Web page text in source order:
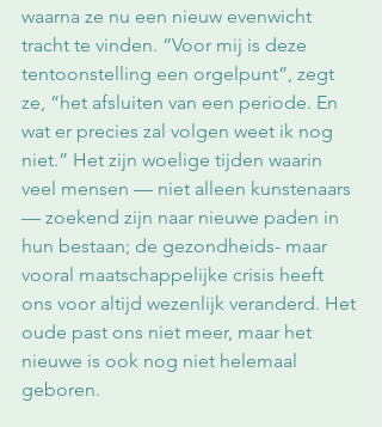
waarna ze nu een nieuw evenwicht
tracht te vinden. “Voor mij is deze
tentoonstelling een orgelpunt”, zegt
ze, “het afsluiten van een periode. En
wat er precies zal volgen weet ik nog
niet.” Het zijn woelige tijden waarin
veel mensen — niet alleen kunstenaars
— zoekend zijn naar nieuwe paden in
hun bestaan; de gezondheids- maar
vooral maatschappelijke crisis heeft
ons voor altijd wezenlijk veranderd. Het
oude past ons niet meer, maar het
nieuwe is ook nog niet helemaal
geboren.